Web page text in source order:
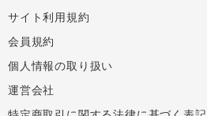
サイト利用規約
会員規約
個人情報の取り扱い
運営会社